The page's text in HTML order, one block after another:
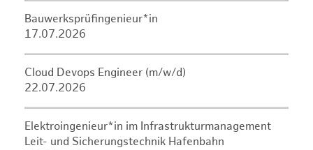
Bauwerksprüfingenieur*in
17.07.2026
Cloud Devops Engineer (m/w/d)
22.07.2026
Elektroingenieur*in im Infrastrukturmanagement
Leit- und Sicherungstechnik Hafenbahn